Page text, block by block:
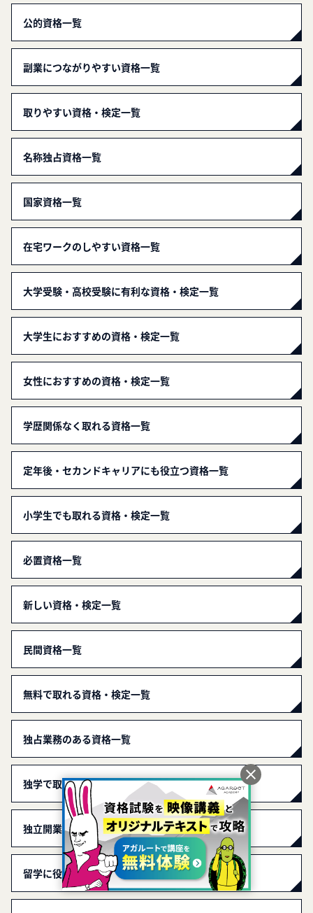
公的資格一覧
副業につながりやすい資格一覧
取りやすい資格・検定一覧
名称独占資格一覧
国家資格一覧
在宅ワークのしやすい資格一覧
大学受験・高校受験に有利な資格・検定一覧
大学生におすすめの資格・検定一覧
女性におすすめの資格・検定一覧
学歴関係なく取れる資格一覧
定年後・セカンドキャリアにも役立つ資格一覧
小学生でも取れる資格・検定一覧
必置資格一覧
新しい資格・検定一覧
民間資格一覧
無料で取れる資格・検定一覧
独占業務のある資格一覧
独学で取れる資格・検定一覧
独立開業しやすい資格・検定一覧
留学に役立つ資格・検定一覧